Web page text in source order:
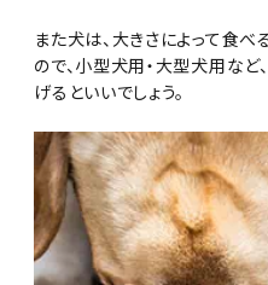
また犬は、大きさによって食
ので、小型犬用・大型犬用など
げるといいでしょう。